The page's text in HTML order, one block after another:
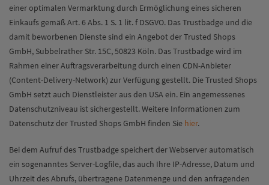
einer optimalen Vermarktung durch Ermöglichung eines sicheren
Einkaufs gemäß Art. 6 Abs. 1 S. 1 lit. f DSGVO. Das Trustbadge und die
damit beworbenen Dienste sind ein Angebot der Trusted Shops
GmbH, Subbelrather Str. 15C, 50823 Köln. Das Trustbadge wird im
Rahmen einer Auftragsverarbeitung durch einen CDN-Anbieter
(Content-Delivery-Network) zur Verfügung gestellt. Die Trusted Shops
GmbH setzt auch Dienstleister aus den USA ein. Ein angemessenes
Datenschutzniveau ist sichergestellt. Weitere Informationen zum
Datenschutz der Trusted Shops GmbH finden Sie hier.
Bei dem Aufruf des Trustbadge speichert der Webserver automatisch
ein sogenanntes Server-Logfile, das auch Ihre IP-Adresse, Datum und
Uhrzeit des Abrufs, übertragene Datenmenge und den anfragenden